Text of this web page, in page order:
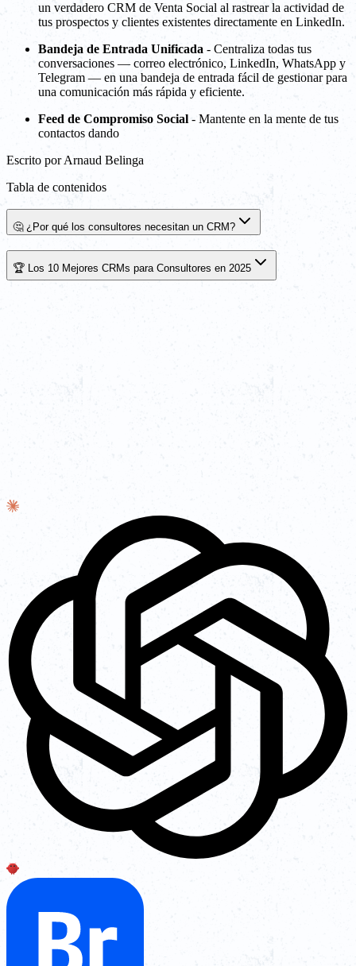
un verdadero CRM de Venta Social al rastrear la actividad de
tus prospectos y clientes existentes directamente en LinkedIn.
Bandeja de Entrada Unificada - Centraliza todas tus
conversaciones — correo electrónico, LinkedIn, WhatsApp y
Telegram — en una bandeja de entrada fácil de gestionar para
una comunicación más rápida y eficiente.
Feed de Compromiso Social - Mantente en la mente de tus
contactos dando
Escrito por Arnaud Belinga
Tabla de contenidos
🤔 ¿Por qué los consultores necesitan un CRM?
🏆 Los 10 Mejores CRMs para Consultores en 2025